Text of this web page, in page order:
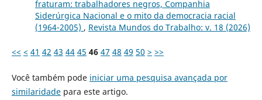
fraturam: trabalhadores negros, Companhia
Siderúrgica Nacional e o mito da democracia racial
(1964-2005) , Revista Mundos do Trabalho: v. 18 (2026)
<< < 41 42 43 44 45 46 47 48 49 50 > >>
Você também pode iniciar uma pesquisa avançada por
similaridadepara este artigo.